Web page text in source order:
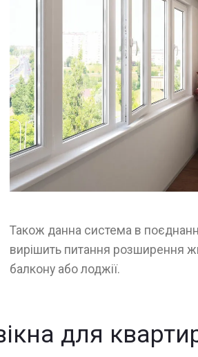
Також данна система в
вирішить питання розширення
балкону або лоджії.
для